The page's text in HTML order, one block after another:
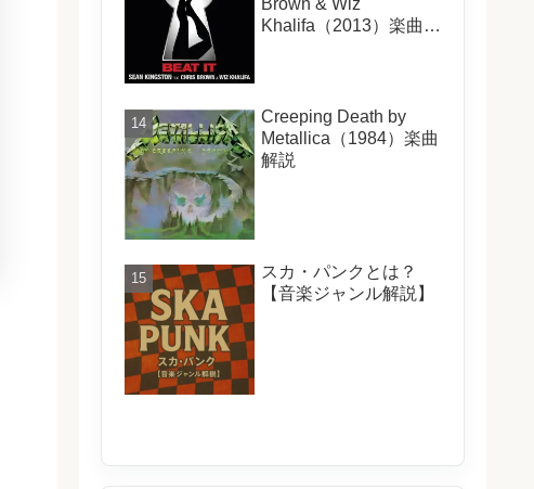
Brown & Wiz
Khalifa（2013）楽曲解
Creeping Death by
Metallica（1984）楽曲
解説
スカ・パンクとは？
【音楽ジャンル解説】